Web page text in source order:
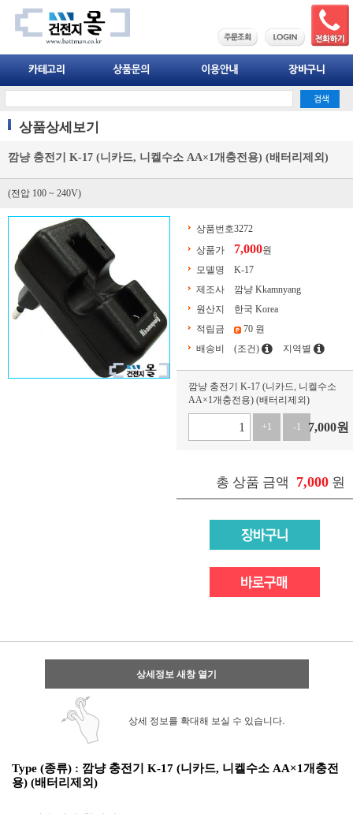
상품상세보기
깜냥 충전기 K-17 (니카드, 니켈수소 AA×1개충전용) (배터리제외)
(전압 100 ~ 240V)
상품번호3272
상품가
7,000원
모델명
K-17
제조사
깜냥 Kkamnyang
원산지
한국 Korea
적립금
70 원
배송비
(조건) 지역별
깜냥 충전기 K-17 (니카드, 니켈수소
AA×1개충전용) (배터리제외)
+1 -1 7,000원
총 상품 금액 7,000 원
상세정보 새창 열기
상세 정보를 확대해 보실 수 있습니다.
Type (종류) : 깜냥 충전기 K-17 (니카드, 니켈수소 AA×1개충전
용) (배터리제외)